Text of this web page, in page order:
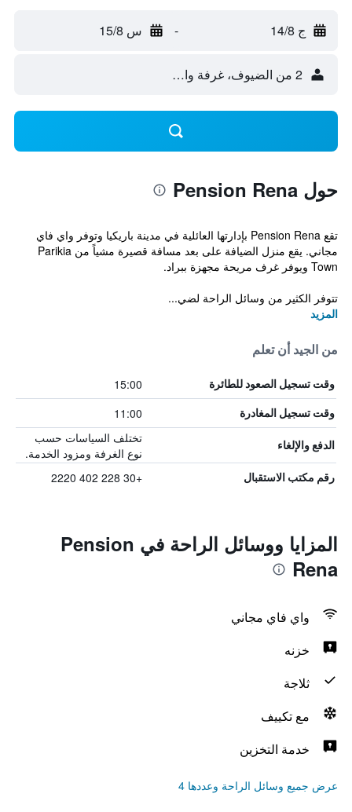
ج 14/8 - س 15/8
2 من الضيوف، غرفة واحدة
حول Pension Rena
تقع Pension Rena بإدارتها العائلية في مدينة باريكيا وتوفر واي فاي
مجاني. يقع منزل الضيافة على بعد مسافة قصيرة مشياً من Parikia
Town ويوفر غرف مريحة مجهزة ببراد.
تتوفر الكثير من وسائل الراحة لضي...
المزيد
من الجيد أن تعلم
وقت تسجيل الصعود للطائرة 15:00
وقت تسجيل المغادرة 11:00
الدفع والإلغاء
تختلف السياسات حسب
نوع الغرفة ومزود الخدمة.
رقم مكتب الاستقبال +30 228 402 2220
المزايا ووسائل الراحة في Pension
Rena
واي فاي مجاني
خزنه
ثلاجة
مع تكييف
خدمة التخزين
عرض جميع وسائل الراحة وعددها 4